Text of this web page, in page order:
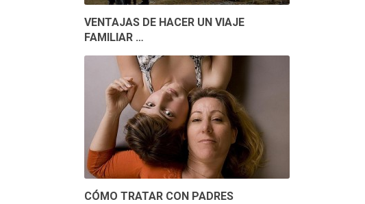
VENTAJAS DE HACER UN VIAJE
FAMILIAR …
CÓMO TRATAR CON PADRES